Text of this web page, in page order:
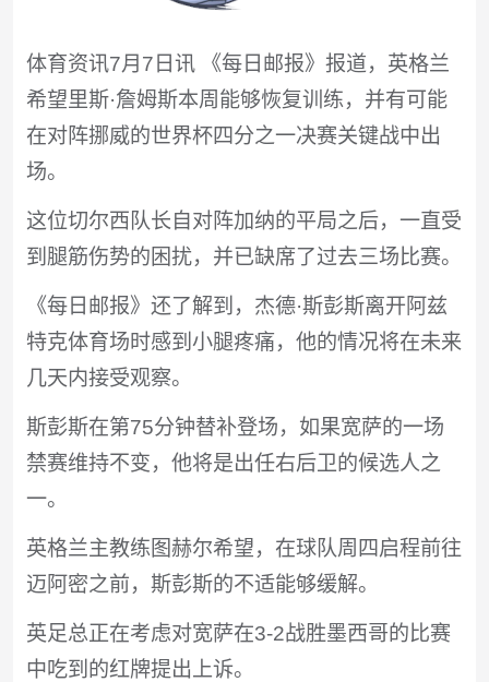
体育资讯7月7日讯 《每日邮报》报道，英格兰
希望里斯·詹姆斯本周能够恢复训练，并有可能
在对阵挪威的世界杯四分之一决赛关键战中出
场。
这位切尔西队长自对阵加纳的平局之后，一直受
到腿筋伤势的困扰，并已缺席了过去三场比赛。
《每日邮报》还了解到，杰德·斯彭斯离开阿兹
特克体育场时感到小腿疼痛，他的情况将在未来
几天内接受观察。
斯彭斯在第75分钟替补登场，如果宽萨的一场
禁赛维持不变，他将是出任右后卫的候选人之
一。
英格兰主教练图赫尔希望，在球队周四启程前往
迈阿密之前，斯彭斯的不适能够缓解。
英足总正在考虑对宽萨在3-2战胜墨西哥的比赛
中吃到的红牌提出上诉。